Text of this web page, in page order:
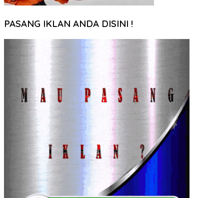
PASANG IKLAN ANDA DISINI !